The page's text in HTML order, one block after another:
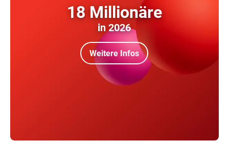
18 Millionäre
in 2026
Weitere Infos